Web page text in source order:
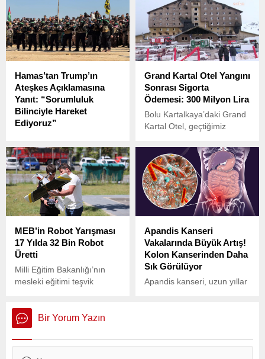
6,5 milyon kişinin boy ve kilo
ölçümleri yapıldı.
Gazete’de yayımlanan
yönetmelik ile, 1 Eylül
2025’ten itibaren öğretmen
atamalarında KPSS şartı
kaldırılacak.
Hamas’tan Trump’ın
Ateşkes Açıklamasına
Yanıt: “Sorumluluk
Bilinciyle Hareket
Ediyoruz”
Donald Trump’ın İsrail’in 60
günlük ateşkes koşullarını
kabul ettiğini duyurmasının
ardından yazılı bir açıklama
yayımladı.
Grand Kartal Otel Yangını
Sonrası Sigorta
Ödemesi: 300 Milyon Lira
Bolu Kartalkaya’daki Grand
Kartal Otel, geçtiğimiz
sonucu 78 kişinin hayatını
kaybetmesine yol açmıştı.
Ancak otelin sigorta
durumu, büyük bir finansal
tazminat sürecini başlatacak
gibi görünüyor.
MEB’in Robot Yarışması
17 Yılda 32 Bin Robot
Üretti
Milli Eğitim Bakanlığı’nın
mesleki eğitimi teşvik
gençleri girişimcilik,
yenilikçilik ile rekabete
yönlendirmek amacıyla
Apandis Kanseri
Vakalarında Büyük Artış!
Kolon Kanserinden Daha
Sık Görülüyor
Apandis kanseri, uzun yıllar
gösteriyor.
Bir Yorum Yazın